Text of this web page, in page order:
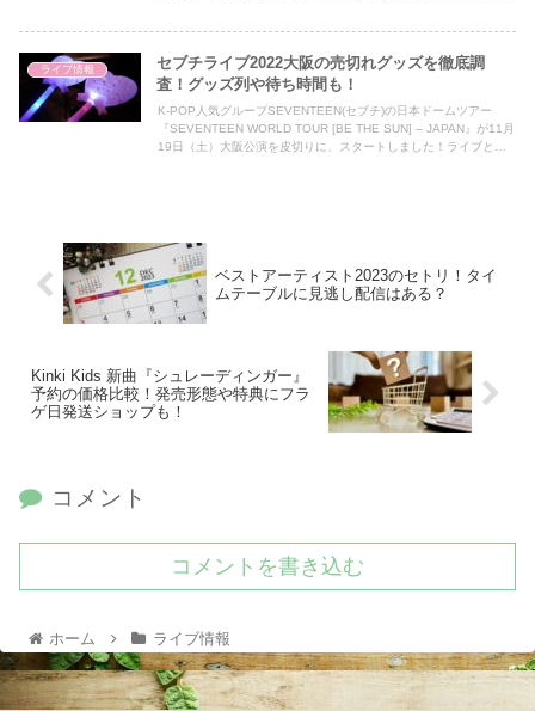
トは完売しており、2日目の9月17日はWOWWOWでライブの様子
が生放送されます。そこで今回は、緑黄色社会の初武道館公演がど
ライブ情報
セブチライブ2022大阪の売切れグッズを徹底調
査！グッズ列や待ち時間も！
K-POP人気グループSEVENTEEN(セブチ)の日本ドームツアー
『SEVENTEEN WORLD TOUR [BE THE SUN] – JAPAN』が11月
19日（土）大阪公演を皮切りに、スタートしました！ライブと言
リサーチし記事にまとめました♪
ベストアーティスト2023のセトリ！タイ
ムテーブルに見逃し配信はある？
Kinki Kids 新曲『シュレーディンガー』
予約の価格比較！発売形態や特典にフラ
ゲ日発送ショップも！
コメント
コメントを書き込む
ホーム ライブ情報